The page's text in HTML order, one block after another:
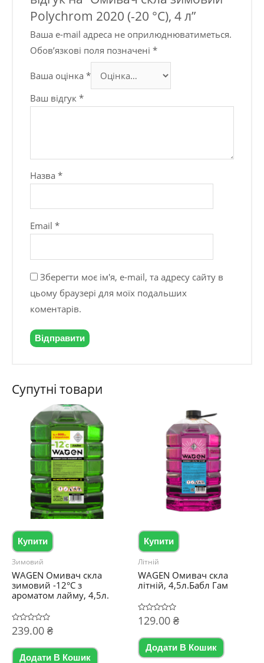
Polychrom 2020 (-20 °C), 4 л”
Ваша e-mail адреса не оприлюднюватиметься.
Обов’язкові поля позначені*
Ваша оцінка*
Ваш відгук*
Назва*
Email*
Зберегти моє ім'я, e-mail, та адресу сайту в
цьому браузері для моїх подальших
коментарів.
Супутні товари
Купити
Зимовий
WAGEN Омивач скла
зимовий -12°C з
ароматом лайму, 4,5л.
Оцінено
в
з
239.00 ₴
Додати В Кошик
Купити
Літній
WAGEN Омивач скла
літній, 4,5л.Бабл Гам
Оцінено
в
з
129.00 ₴
Додати В Кошик